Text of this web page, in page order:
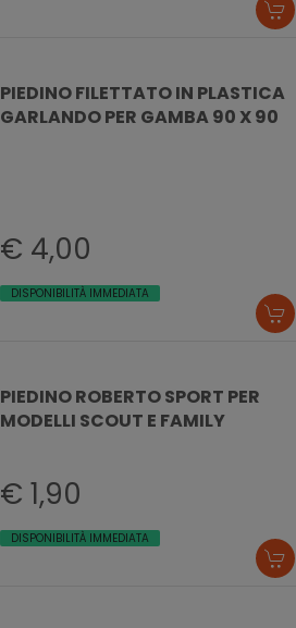
PIEDINO FILETTATO IN PLASTICA
GARLANDO PER GAMBA 90 X 90
€ 4,00
DISPONIBILITÀ IMMEDIATA
PIEDINO ROBERTO SPORT PER
MODELLI SCOUT E FAMILY
€ 1,90
DISPONIBILITÀ IMMEDIATA